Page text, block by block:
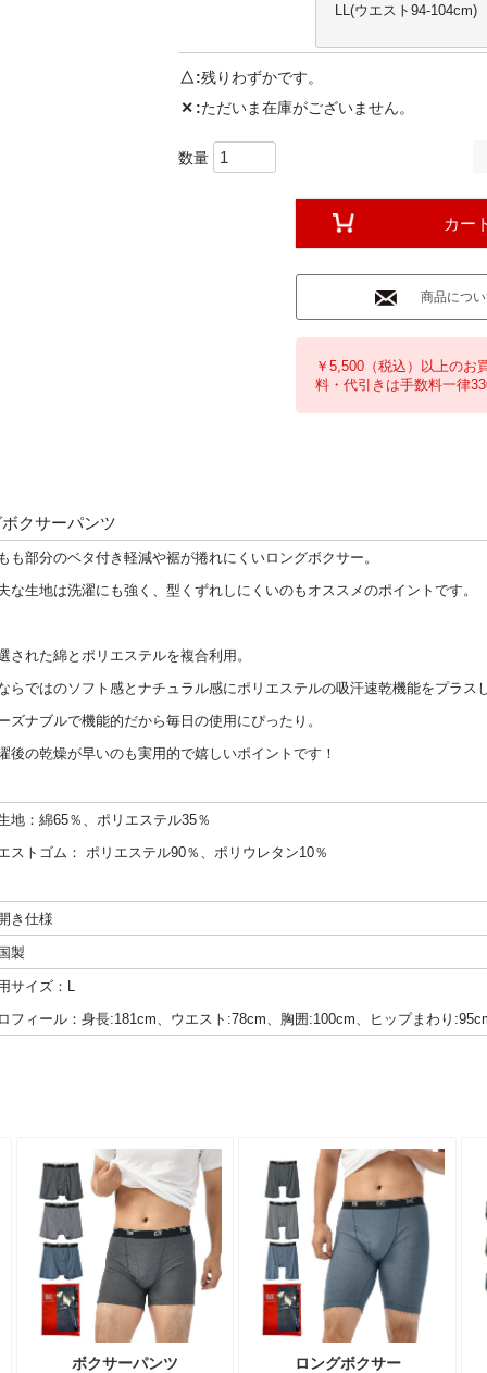
LL(ウエスト94-104cm)
△ 残りわずかです。
✕ ただいま在庫がございません。
カー
商品につ
￥5,500（税込）以上のお
料・代引きは手数料一律
クサーパンツ
も部分のベタ付き軽減や裾が捲れにくいロングボクサー。
な生地は洗濯にも強く、型くずれしにくいのもオススメのポイントです。
された綿とポリエステルを複合利用。
らではのソフト感とナチュラル感にポリエステルの吸汗速乾機能をプラス
ズナブルで機能的だから毎日の使用にぴったり。
後の乾燥が早いのも実用的で嬉しいポイントです！
地：綿65％、ポリエステル35％
ストゴム： ポリエステル90％、ポリウレタン10％
き仕様
製
サイズ：L
フィール：身長:181cm、ウエスト:78cm、胸囲:100cm、ヒップまわり
ボクサーパンツ ロングボクサー